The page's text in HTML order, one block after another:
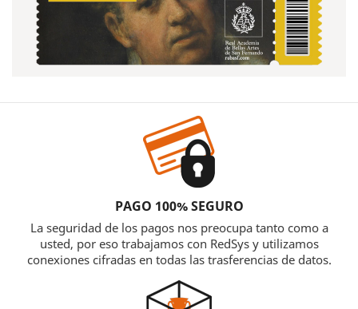
PAGO 100% SEGURO
La seguridad de los pagos nos preocupa tanto como a
usted, por eso trabajamos con RedSys y utilizamos
conexiones cifradas en todas las trasferencias de datos.